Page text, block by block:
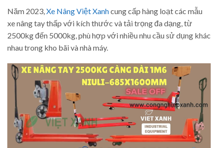
Năm 2023, Xe Nâng Việt Xanhcung cấp hàng loạt các mẫu
xe nâng tay thấp với kích thước và tải trọng đa dạng, từ
2500kg đến 5000kg, phù hợp với nhiều nhu cầu sử dụng khác
nhau trong kho bãi và nhà máy.